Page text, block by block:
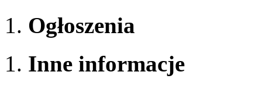
Ogłoszenia
Inne informacje